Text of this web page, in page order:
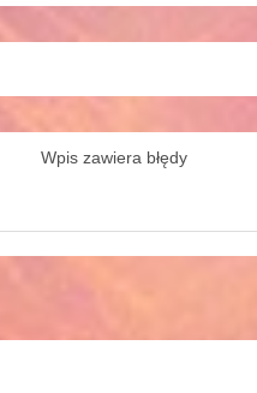
Wpis zawiera błędy